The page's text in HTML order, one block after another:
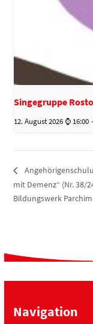
Singegruppe
12. August 2026 ⌚ 16:00 -
mit Demenz“ (Nr. 38/
Bildungswerk Parchim
Navigation